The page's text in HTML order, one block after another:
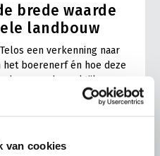
van cookies
brede waarde
landbouw
een verkenning naar
het boerenerf én hoe deze
voor de praktijk.
Lees meer